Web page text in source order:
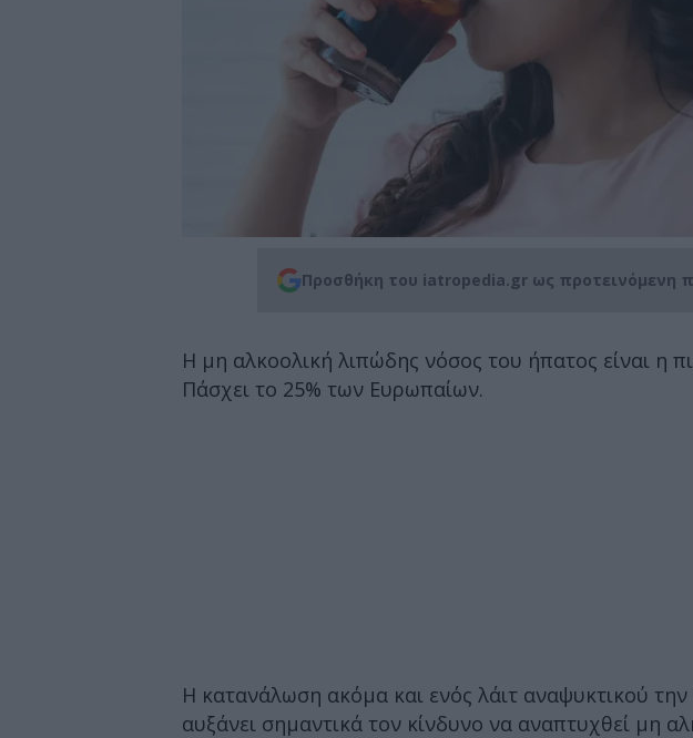
Προσθήκη του iatropedia.gr ως προτεινόμενη
Η μη αλκοολική λιπώδης νόσος του ήπατος είναι η
Πάσχει το 25% των Ευρωπαίων.
Η κατανάλωση ακόμα και ενός λάιτ αναψυκτικού
αυξάνει σημαντικά τον κίνδυνο να αναπτυχθεί μη